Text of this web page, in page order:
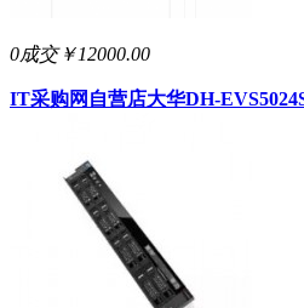
0成交￥12000.00
IT采购网自营店大华DH-